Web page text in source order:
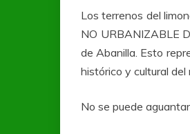
Los terrenos del
NO URBANIZABLE
de Abanilla. Esto
histórico y cultural
No se puede